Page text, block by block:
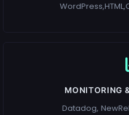
MONITORING
Datadog,